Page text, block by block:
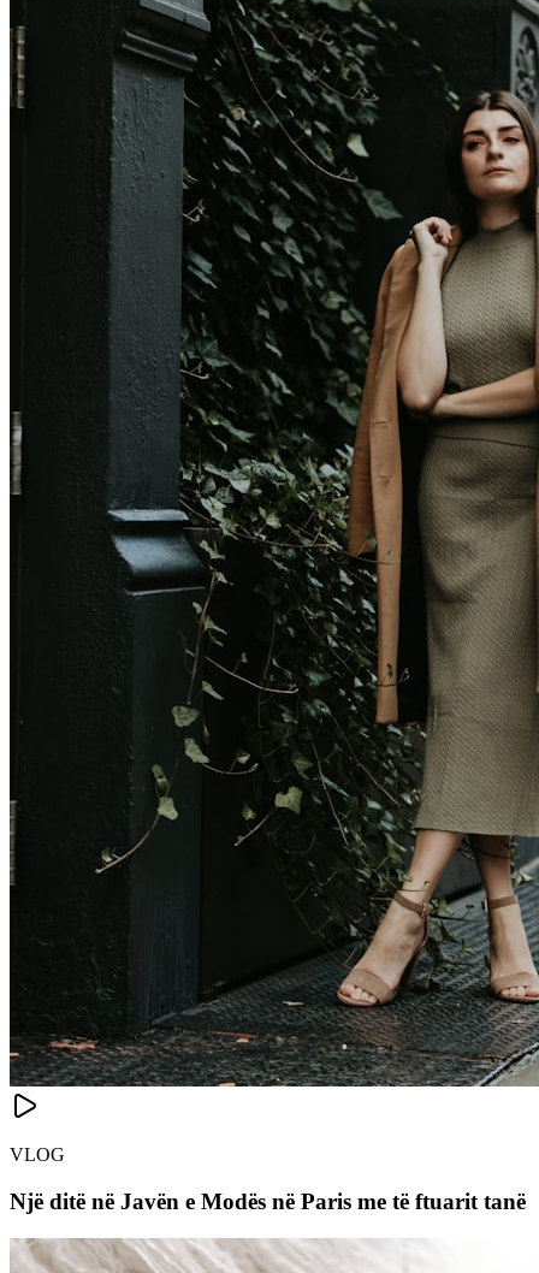
VLOG
Një ditë në Javën e Modës në Paris me të ftuarit tanë